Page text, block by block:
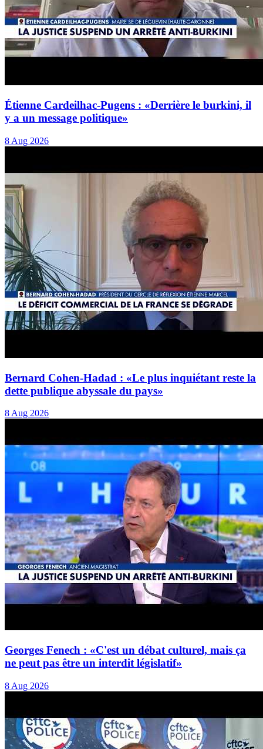
Étienne Cardeilhac-Pugens : «Derrière le burkini, il
y a un message politique»
8 Aug 2026
Bernard Cohen-Hadad : «Le plus inquiétant reste la
dette publique abyssale du pays»
8 Aug 2026
Georges Fenech : «C'est un débat culturel, mais ça
ne peut pas être un interdit législatif»
8 Aug 2026